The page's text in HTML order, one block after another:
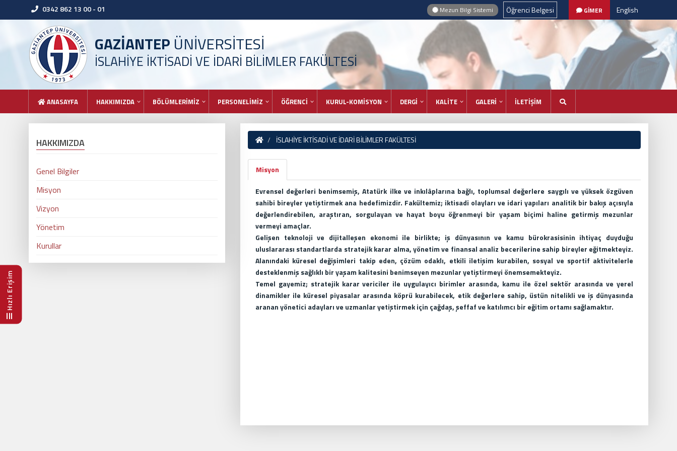
Hızlı Erişim
0342 862 13 00 - 01 Öğrenci Belgesi
Mezun Bilgi Sistemi GİMER English
GAZİANTEP ÜNİVERSİTESİ
İSLAHİYE İKTİSADİ VE İDARİ BİLİMLER FAKÜLTESİ
ANASAYFA HAKKIMIZDA BÖLÜMLERİMİZ PERSONELİMİZ ÖĞRENCİ KURUL-KOMİSYON DERGİ KALİTE GALERİ İLETİŞİM
İSLAHİYE İKTİSADİ VE İDARİ BİLİMLER FAKÜLTESİ
Misyon
Evrensel değerleri benimsemiş, Atatürk ilke ve inkılâplarına bağlı, toplumsal değerlere saygılı ve yüksek özgüven
sahibi bireyler yetiştirmek ana hedefimizdir. Fakültemiz; iktisadi olayları ve idari yapıları analitik bir bakış açısıyla
değerlendirebilen, araştıran, sorgulayan ve hayat boyu öğrenmeyi bir yaşam biçimi haline getirmiş mezunlar
vermeyi amaçlar.
Gelişen teknoloji ve dijitalleşen ekonomi ile birlikte; iş dünyasının ve kamu bürokrasisinin ihtiyaç duyduğu
uluslararası standartlarda stratejik karar alma, yönetim ve finansal analiz becerilerine sahip bireyler eğitmekteyiz.
Alanındaki küresel değişimleri takip eden, çözüm odaklı, etkili iletişim kurabilen, sosyal ve sportif aktivitelerle
desteklenmiş sağlıklı bir yaşam kalitesini benimseyen mezunlar yetiştirmeyi önemsemekteyiz.
Temel gayemiz; stratejik karar vericiler ile uygulayıcı birimler arasında, kamu ile özel sektör arasında ve yerel
dinamikler ile küresel piyasalar arasında köprü kurabilecek, etik değerlere sahip, üstün nitelikli ve iş dünyasında
aranan yönetici adayları ve uzmanlar yetiştirmek için çağdaş, şeffaf ve katılımcı bir eğitim ortamı sağlamaktır.
HAKKIMIZDA
Genel Bilgiler
Misyon
Vizyon
Yönetim
Kurullar